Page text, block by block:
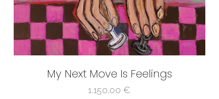
My Next Move Is Feelings
1.150,00 €